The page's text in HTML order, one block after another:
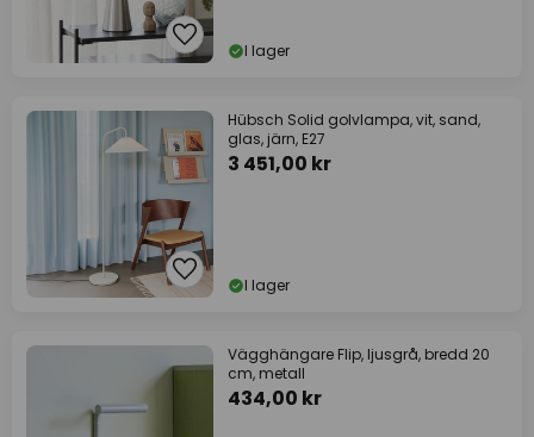
I lager
Hübsch Solid golvlampa, vit, sand,
glas, järn, E27
3 451,00 kr
I lager
Vägghängare Flip, ljusgrå, bredd 20
cm, metall
434,00 kr